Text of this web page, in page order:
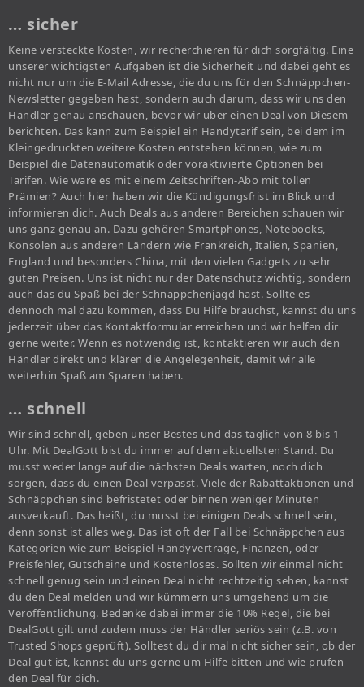
… sicher
Keine versteckte Kosten, wir recherchieren für dich sorgfältig. Eine
unserer wichtigsten Aufgaben ist die Sicherheit und dabei geht es
nicht nur um die E-Mail Adresse, die du uns für den Schnäppchen-
Newsletter gegeben hast, sondern auch darum, dass wir uns den
Händler genau anschauen, bevor wir über einen Deal von Diesem
berichten. Das kann zum Beispiel ein Handytarif sein, bei dem im
Kleingedruckten weitere Kosten entstehen können, wie zum
Beispiel die Datenautomatik oder voraktivierte Optionen bei
Tarifen. Wie wäre es mit einem Zeitschriften-Abo mit tollen
Prämien? Auch hier haben wir die Kündigungsfrist im Blick und
informieren dich. Auch Deals aus anderen Bereichen schauen wir
uns ganz genau an. Dazu gehören Smartphones, Notebooks,
Konsolen aus anderen Ländern wie Frankreich, Italien, Spanien,
England und besonders China, mit den vielen Gadgets zu sehr
guten Preisen. Uns ist nicht nur der Datenschutz wichtig, sondern
auch das du Spaß bei der Schnäppchenjagd hast. Sollte es
dennoch mal dazu kommen, dass Du Hilfe brauchst, kannst du uns
jederzeit über das Kontaktformular erreichen und wir helfen dir
gerne weiter. Wenn es notwendig ist, kontaktieren wir auch den
Händler direkt und klären die Angelegenheit, damit wir alle
weiterhin Spaß am Sparen haben.
… schnell
Wir sind schnell, geben unser Bestes und das täglich von 8 bis 1
Uhr. Mit DealGott bist du immer auf dem aktuellsten Stand. Du
musst weder lange auf die nächsten Deals warten, noch dich
sorgen, dass du einen Deal verpasst. Viele der Rabattaktionen und
Schnäppchen sind befristetet oder binnen weniger Minuten
ausverkauft. Das heißt, du musst bei einigen Deals schnell sein,
denn sonst ist alles weg. Das ist oft der Fall bei Schnäppchen aus
Kategorien wie zum Beispiel Handyverträge, Finanzen, oder
Preisfehler, Gutscheine und Kostenloses. Sollten wir einmal nicht
schnell genug sein und einen Deal nicht rechtzeitig sehen, kannst
du den Deal melden und wir kümmern uns umgehend um die
Veröffentlichung. Bedenke dabei immer die 10% Regel, die bei
DealGott gilt und zudem muss der Händler seriös sein (z.B. von
Trusted Shops geprüft). Solltest du dir mal nicht sicher sein, ob der
Deal gut ist, kannst du uns gerne um Hilfe bitten und wie prüfen
den Deal für dich.